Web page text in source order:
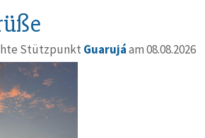
Stützpunkt Guarujáam 08.08.2026